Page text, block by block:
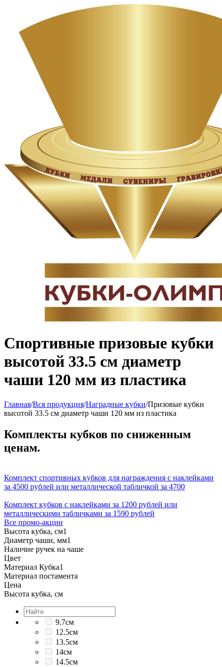
Спортивные призовые кубки
высотой 33.5 см диаметр
чаши 120 мм из пластика
Главная/Вся продукция/Наградные кубки/Призовые кубки
высотой 33.5 см диаметр чаши 120 мм из пластика
Комплекты кубков по сниженным
ценам.
Комплект спортивных кубков для награждения с наклейками
за 4500 рублей или металлической табличкой за 4700
Комплект кубков с наклейками за 1200 рублей или
металлическими табличками за 1590 рублей
Все промо-акции
Высота кубка, см1
Диаметр чаши, мм1
Наличие ручек на чаше
Цвет
Материал Кубка1
Материал постамента
Цена
Высота кубка, см
9.7см
12.5см
13.5см
14см
14.5см